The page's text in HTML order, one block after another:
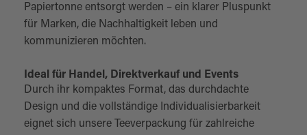
Papiertonne entsorgt werden – ein klarer Pluspunkt
für Marken, die Nachhaltigkeit leben und
kommunizieren möchten.
Ideal für Handel, Direktverkauf und Events
Durch ihr kompaktes Format, das durchdachte
Design und die vollständige Individualisierbarkeit
eignet sich unsere Teeverpackung für zahlreiche